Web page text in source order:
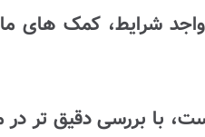
شرایط، کمک های
با بررسی دقیق تر